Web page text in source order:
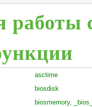
asctime
biosdisk
biosmemory,